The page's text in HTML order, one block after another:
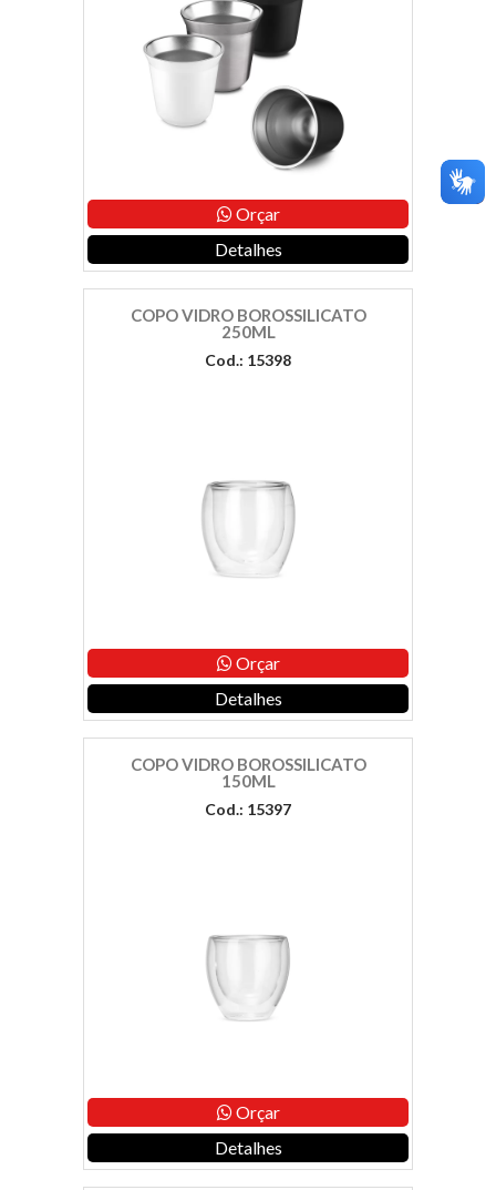
Orçar
Detalhes
COPO VIDRO BOROSSILICATO
250ML
Cod.: 15398
Orçar
Detalhes
COPO VIDRO BOROSSILICATO
150ML
Cod.: 15397
Orçar
Detalhes